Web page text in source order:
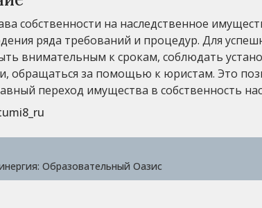
собственности на наследственное
ряда требований и процедур. Для
внимательным к срокам, соблюдать
обращаться за помощью к юристам. Это
переход имущества в собственность
Образовательный Оазис